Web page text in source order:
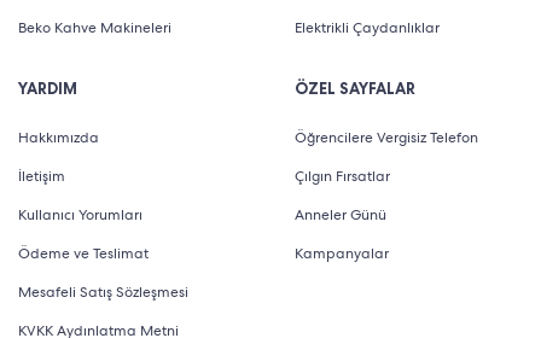
Beko Kahve Makineleri
YARDIM
Hakkımızda
İletişim
Kullanıcı Yorumları
Ödeme ve Teslimat
Mesafeli Satış Sözleşmesi
KVKK Aydınlatma Metni
Elektrikli Çaydanlıklar
ÖZEL SAYFALAR
Öğrencilere Vergisiz Telefon
Çılgın Fırsatlar
Anneler Günü
Kampanyalar